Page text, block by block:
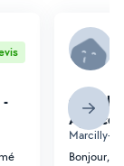
-
Marcilly-
Bonjour,